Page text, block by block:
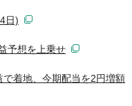
日)
予想を上乗せ
着地、今期配当を2円増額